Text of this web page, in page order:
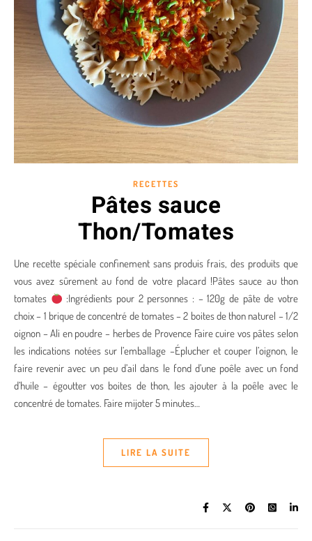
RECETTES
Pâtes sauce
Thon/Tomates
Une recette spéciale confinement sans produis frais, des produits que
vous avez sûrement au fond de votre placard !Pâtes sauce au thon
tomates
:Ingrédients pour 2 personnes : – 120g de pâte de votre
choix – 1 brique de concentré de tomates – 2 boites de thon naturel – 1/2
oignon – Ali en poudre – herbes de Provence Faire cuire vos pâtes selon
les indications notées sur l’emballage –Éplucher et couper l’oignon, le
faire revenir avec un peu d’ail dans le fond d’une poêle avec un fond
d’huile – égoutter vos boites de thon, les ajouter à la poêle avec le
concentré de tomates. Faire mijoter 5 minutes…
LIRE LA SUITE